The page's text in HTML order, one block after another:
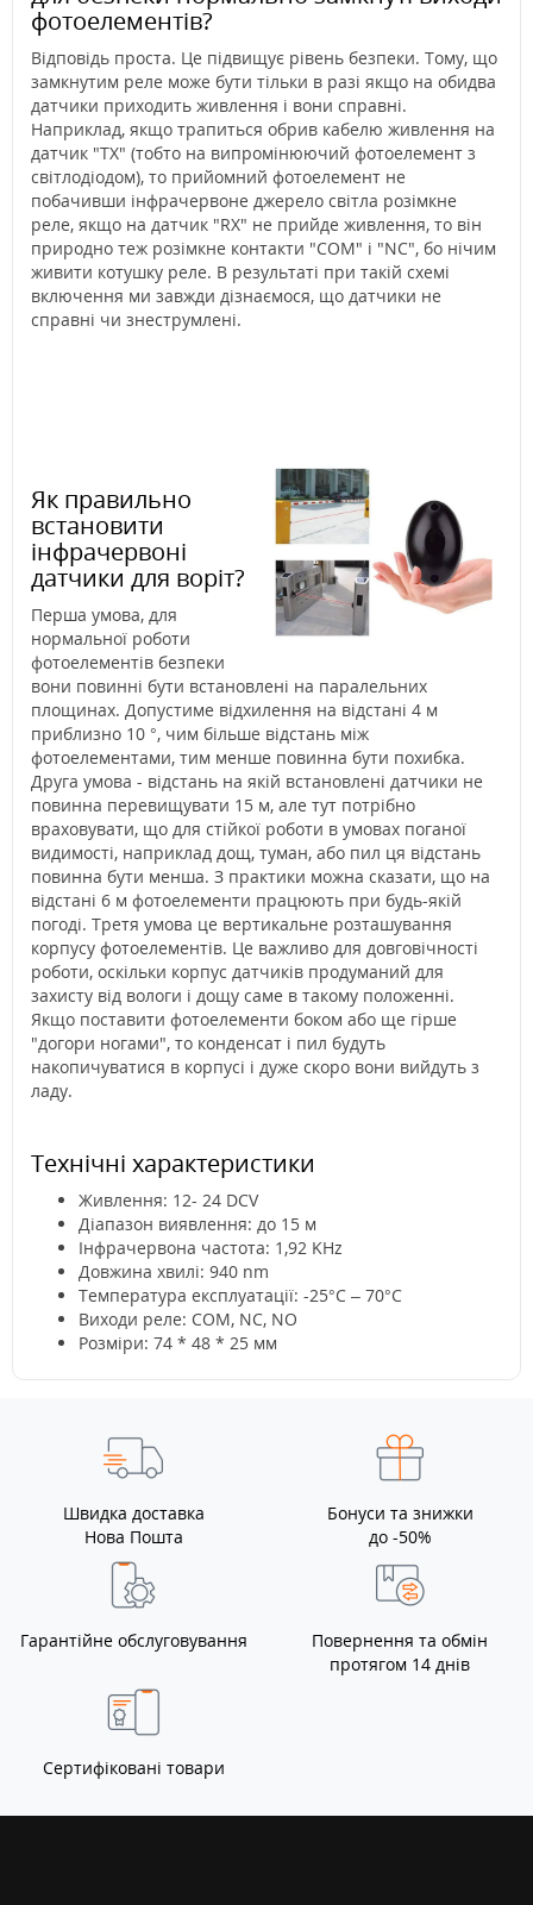
фотоелементів?
Відповідь проста. Це підвищує рівень безпеки. Тому, що
замкнутим реле може бути тільки в разі якщо на обидва
датчики приходить живлення і вони справні.
Наприклад, якщо трапиться обрив кабелю живлення на
датчик "TX" (тобто на випромінюючий фотоелемент з
світлодіодом), то прийомний фотоелемент не
побачивши інфрачервоне джерело світла розімкне
реле, якщо на датчик "RX" не прийде живлення, то він
природно теж розімкне контакти "COM" і "NC", бо нічим
живити котушку реле. В результаті при такій схемі
включення ми завжди дізнаємося, що датчики не
справні чи знеструмлені.
Як правильно
встановити
інфрачервоні
датчики для воріт?
Перша умова, для
нормальної роботи
фотоелементів безпеки
вони повинні бути встановлені на паралельних
площинах. Допустиме відхилення на відстані 4 м
приблизно 10 °, чим більше відстань між
фотоелементами, тим менше повинна бути похибка.
Друга умова - відстань на якій встановлені датчики не
повинна перевищувати 15 м, але тут потрібно
враховувати, що для стійкої роботи в умовах поганої
видимості, наприклад дощ, туман, або пил ця відстань
повинна бути менша. З практики можна сказати, що на
відстані 6 м фотоелементи працюють при будь-якій
погоді. Третя умова це вертикальне розташування
корпусу фотоелементів. Це важливо для довговічності
роботи, оскільки корпус датчиків продуманий для
захисту від вологи і дощу саме в такому положенні.
Якщо поставити фотоелементи боком або ще гірше
"догори ногами", то конденсат і пил будуть
накопичуватися в корпусі і дуже скоро вони вийдуть з
ладу.
Технічні характеристики
Живлення: 12- 24 DCV
Діапазон виявлення: до 15 м
Інфрачервона частота: 1,92 KHz
Довжина хвилі: 940 nm
Температура експлуатації: -25°C – 70°C
Виходи реле: COM, NC, NO
Розміри: 74 * 48 * 25 мм
Швидка доставка
Нова Пошта
Бонуси та знижки
до -50%
Гарантійне обслуговування
Повернення та обмін
протягом 14 днів
Сертифіковані товари